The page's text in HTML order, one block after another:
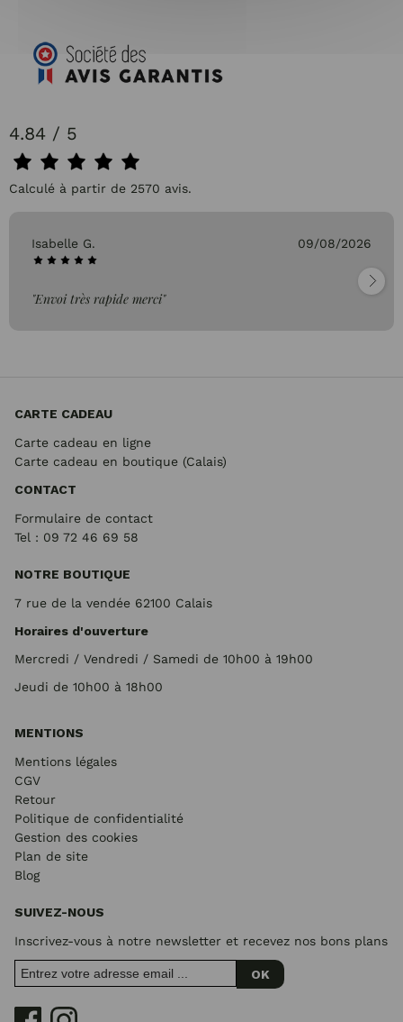
4.84 / 5
Calculé à partir de 2570 avis.
Isabelle G. 09/08/2026
"Envoi très rapide merci"
CARTE CADEAU
Carte cadeau en ligne
Carte cadeau en boutique (Calais)
CONTACT
Formulaire de contact
Tel : 09 72 46 69 58
NOTRE BOUTIQUE
7 rue de la vendée 62100 Calais
Horaires d'ouverture
Mercredi / Vendredi / Samedi de 10h00 à 19h00
Jeudi de 10h00 à 18h00
MENTIONS
Mentions légales
CGV
Retour
Politique de confidentialité
Gestion des cookies
Plan de site
Blog
SUIVEZ-NOUS
Inscrivez-vous à notre newsletter et recevez nos bons plans
OK